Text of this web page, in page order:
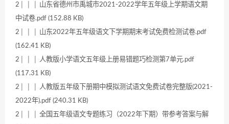
2│ │ │ 山东省德州市禹城市2021-2022学年五年级上学期语文期
中试卷.pdf (152.88 KB)
2│ │ │ 山东2022年五年级语文下学期期末考试免费检测试卷.pdf
(162.41 KB)
2│ │ │ 人教版小学语文五年级上册易错题巧检测第7单元.pdf
(117.31 KB)
2│ │ │ 人教版五年级下册期中模拟测试语文免费试卷完整版(2021-
2022年).pdf (240.31 KB)
2│ │ │ 全国五年级语文专题练习（2022年下期）带参考答案与解